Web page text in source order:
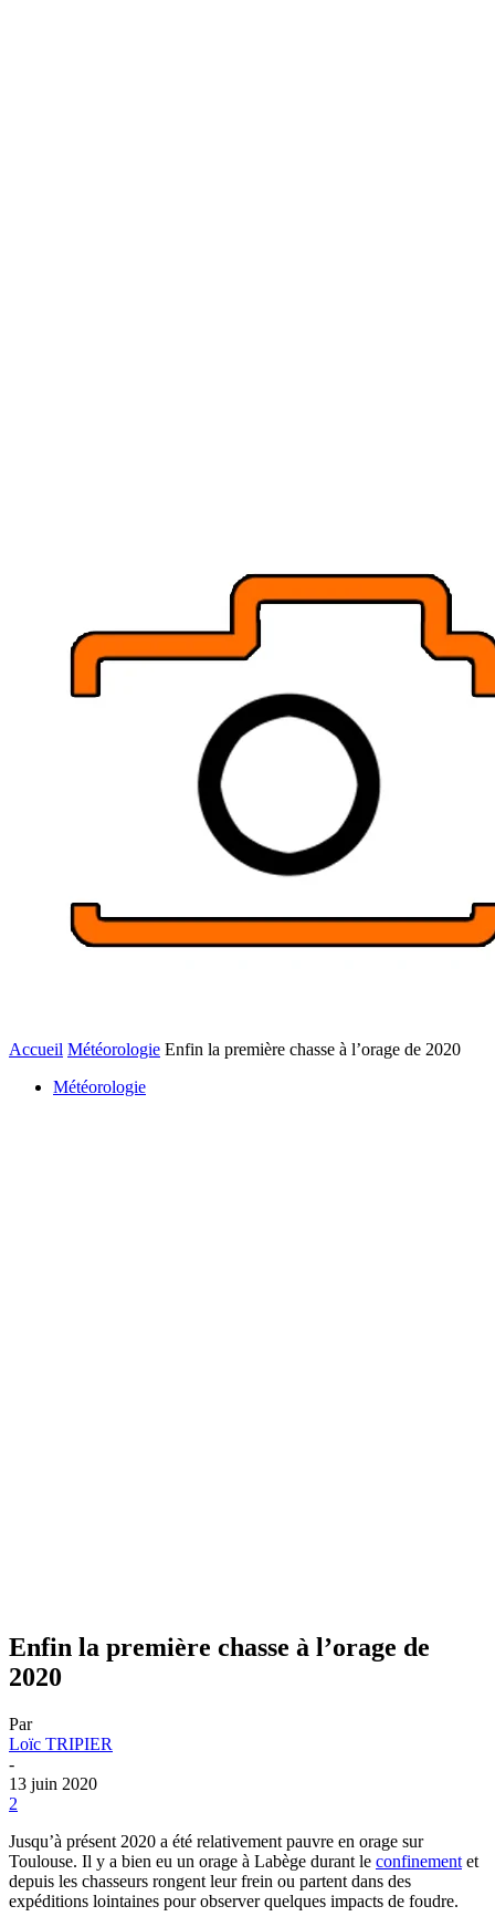
Accueil Météorologie Enfin la première chasse à l’orage de 2020
Météorologie
Enfin la première chasse à l’orage de
2020
Par
Loïc TRIPIER
-
13 juin 2020
2
Jusqu’à présent 2020 a été relativement pauvre en orage sur
Toulouse. Il y a bien eu un orage à Labège durant le confinement et
depuis les chasseurs rongent leur frein ou partent dans des
expéditions lointaines pour observer quelques impacts de foudre.